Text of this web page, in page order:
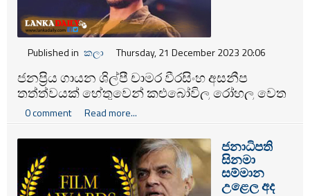
Published in කලා Thursday, 21 December 2023 20:06
ජනප්‍රිය ගායන ශිල්පී චාමර වීරසිංහ අසනීප
තත්ත්වයක් හේතුවෙන් කළුබෝවිල රෝහල වෙත
ඇතුළත් කර ප්‍රතිකාර ලබන අතර ඔහුගේ නවතම
සෞඛ්‍ය තත්ත්වය පිළිබඳව වාර්තා විය.
0 comment Read more...
ජනාධිපති
සිනමා
සම්මාන
උළෙල අද